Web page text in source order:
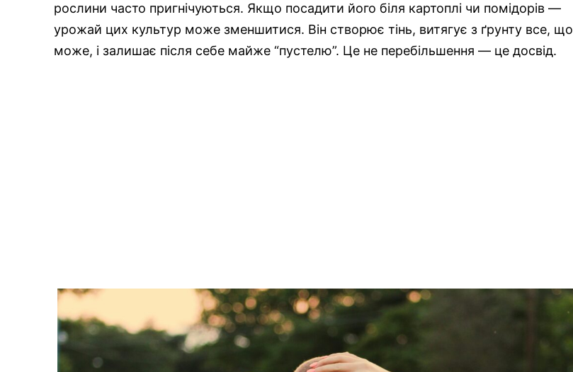
рослини часто пригнічуються. Якщо посадити його біля картоплі чи помідорів —
урожай цих культур може зменшитися. Він створює тінь, витягує з ґрунту все, що
може, і залишає після себе майже “пустелю”. Це не перебільшення — це досвід.